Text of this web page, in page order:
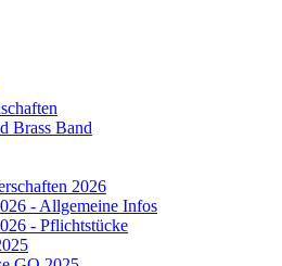
Brass Band
2026
- Allgemeine Infos
- Pflichtstücke